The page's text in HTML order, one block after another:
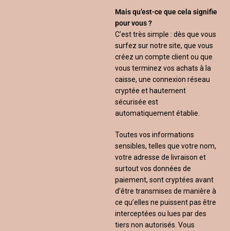
Mais qu’est-ce que cela signifie
pour vous ?
C’est très simple : dès que vous
surfez sur notre site, que vous
créez un compte client ou que
vous terminez vos achats à la
caisse, une connexion réseau
cryptée et hautement
sécurisée est
automatiquement établie.
Toutes vos informations
sensibles, telles que votre nom,
votre adresse de livraison et
surtout vos données de
paiement, sont cryptées avant
d’être transmises de manière à
ce qu’elles ne puissent pas être
interceptées ou lues par des
tiers non autorisés. Vous